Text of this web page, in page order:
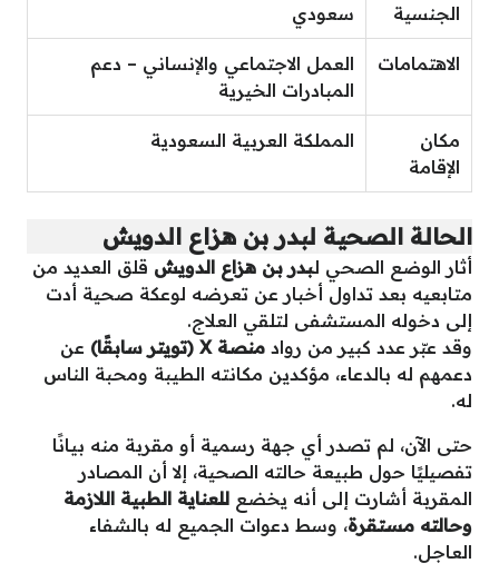
الجنسية سعودي
الاهتمامات
العمل الاجتماعي والإنساني – دعم
المبادرات الخيرية
مكان
الإقامة
المملكة العربية السعودية
الحالة الصحية لبدر بن هزاع الدويش
أثار الوضع الصحي لـبدر بن هزاع الدويش قلق العديد من
متابعيه بعد تداول أخبار عن تعرضه لوعكة صحية أدت
إلى دخوله المستشفى لتلقي العلاج.
وقد عبّر عدد كبير من رواد منصة X (تويتر سابقًا)
عن
دعمهم له بالدعاء، مؤكدين مكانته الطيبة ومحبة الناس
له.
حتى الآن، لم تصدر أي جهة رسمية أو مقربة منه بيانًا
تفصيليًا حول طبيعة حالته الصحية، إلا أن المصادر
المقربة أشارت إلى أنه يخضع للعناية الطبية اللازمة
وحالته مستقرة، وسط دعوات الجميع له بالشفاء
العاجل.